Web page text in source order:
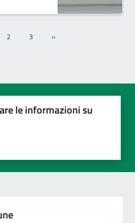
2 3 »
le informazioni su
5 stelle su 5
su 5
su 5
5